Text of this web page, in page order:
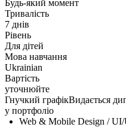
Будь-який момент
Тривалість
7 днів
Рівень
Для дітей
Мова навчання
Ukrainian
Вартість
уточнюйте
Гнучкий графікВидається
у портфоліо
Web & Mobile Design /